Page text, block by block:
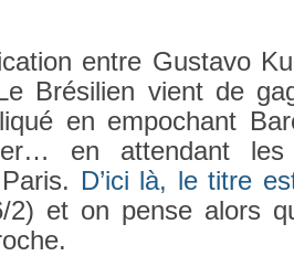
entre Gus­tavo
Brésili­en vient de
en em­poc­hant
en at­tendant
D’ici là, le titre
2) et on pense alors